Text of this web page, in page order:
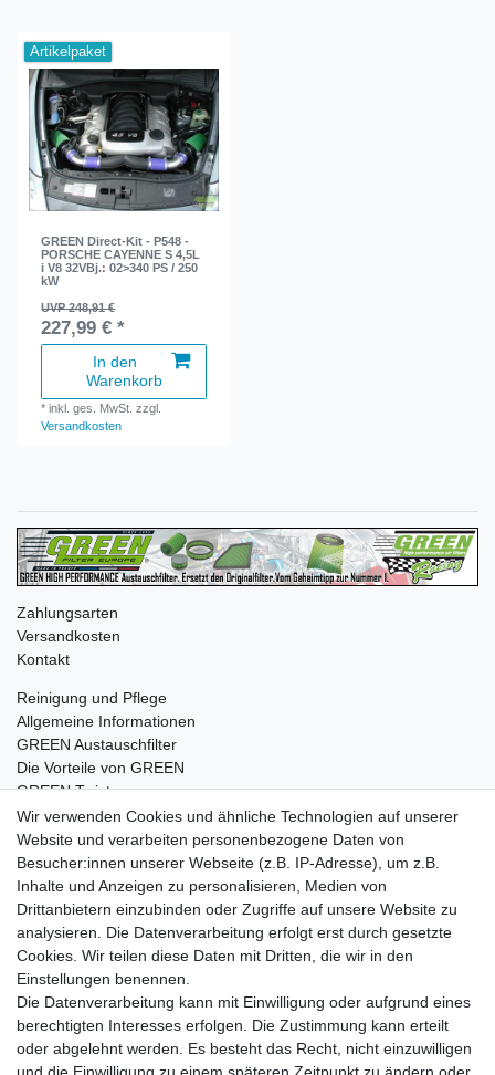
Artikelpaket
GREEN Direct-Kit - P548 -
PORSCHE CAYENNE S 4,5L
i V8 32VBj.: 02>340 PS / 250
kW
UVP 248,91 €
227,99 € *
In den
Warenkorb
*inkl. ges. MwSt. zzgl.
Versandkosten
Zahlungsarten
Versandkosten
Kontakt
Reinigung und Pflege
Allgemeine Informationen
GREEN Austauschfilter
Die Vorteile von GREEN
GREEN Twister
Impressum Daten­schutz­erklärung AGB
Barrierefreiheitserklärung Widerrufs­recht
Vertrag widerrufen Kontakt
Wir verwenden Cookies und ähnliche Technologien auf unserer
Website und verarbeiten personenbezogene Daten von
Besucher:innen unserer Webseite (z.B. IP-Adresse), um z.B.
Inhalte und Anzeigen zu personalisieren, Medien von
Drittanbietern einzubinden oder Zugriffe auf unsere Website zu
analysieren. Die Datenverarbeitung erfolgt erst durch gesetzte
Cookies. Wir teilen diese Daten mit Dritten, die wir in den
Einstellungen benennen.
Die Datenverarbeitung kann mit Einwilligung oder aufgrund eines
berechtigten Interesses erfolgen. Die Zustimmung kann erteilt
oder abgelehnt werden. Es besteht das Recht, nicht einzuwilligen